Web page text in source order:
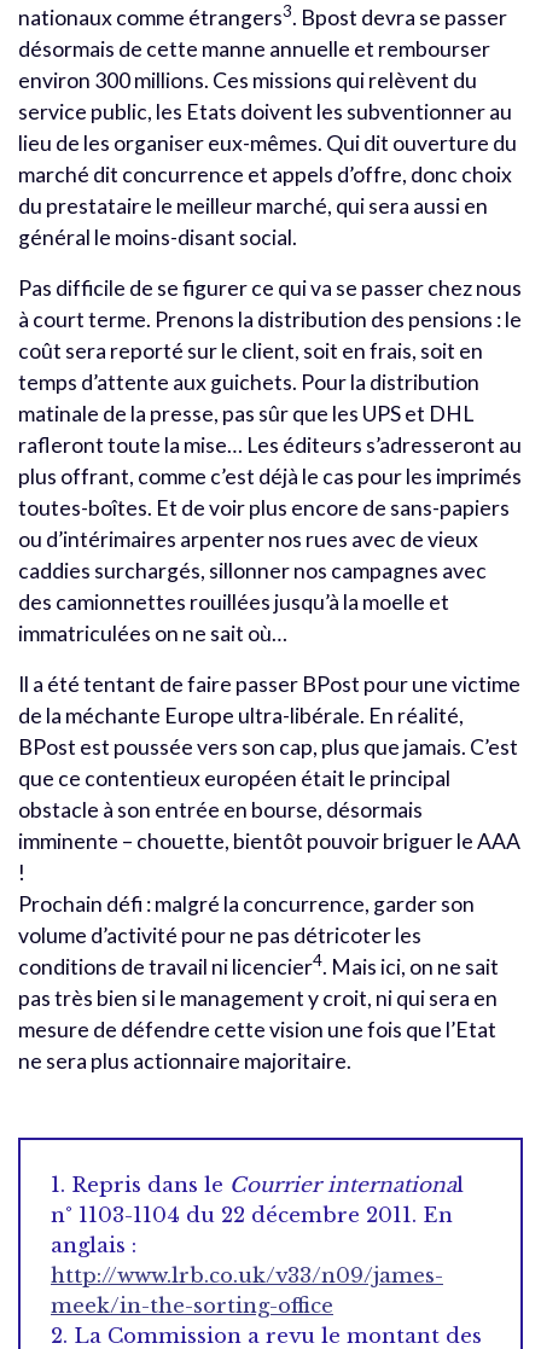
nationaux comme étrangers3. Bpost devra se passer
désormais de cette manne annuelle et rembourser
environ 300 millions. Ces missions qui relèvent du
service public, les Etats doivent les subventionner au
lieu de les organiser eux-mêmes. Qui dit ouverture du
marché dit concurrence et appels d’offre, donc choix
du prestataire le meilleur marché, qui sera aussi en
général le moins-disant social.
Pas difficile de se figurer ce qui va se passer chez nous
à court terme. Prenons la distribution des pensions : le
coût sera reporté sur le client, soit en frais, soit en
temps d’attente aux guichets. Pour la distribution
matinale de la presse, pas sûr que les UPS et DHL
rafleront toute la mise… Les éditeurs s’adresseront au
plus offrant, comme c’est déjà le cas pour les imprimés
toutes-boîtes. Et de voir plus encore de sans-papiers
ou d’intérimaires arpenter nos rues avec de vieux
caddies surchargés, sillonner nos campagnes avec
des camionnettes rouillées jusqu’à la moelle et
immatriculées on ne sait où…
Il a été tentant de faire passer BPost pour une victime
de la méchante Europe ultra-libérale. En réalité,
BPost est poussée vers son cap, plus que jamais. C’est
que ce contentieux européen était le principal
obstacle à son entrée en bourse, désormais
imminente – chouette, bientôt pouvoir briguer le AAA
!
Prochain défi : malgré la concurrence, garder son
volume d’activité pour ne pas détricoter les
conditions de travail ni licencier4. Mais ici, on ne sait
pas très bien si le management y croit, ni qui sera en
mesure de défendre cette vision une fois que l’Etat
ne sera plus actionnaire majoritaire.
1. Repris dans le Courrier international
n° 1103-1104 du 22 décembre 2011. En
anglais :
http://www.lrb.co.uk/v33/n09/james-
meek/in-the-sorting-office
2. La Commission a revu le montant des